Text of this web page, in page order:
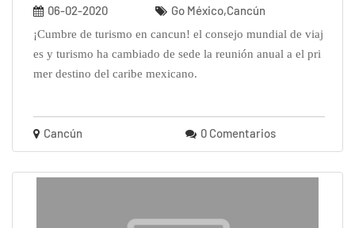
06-02-2020 Go México,Cancún
¡cumbre de turismo en cancun! el consejo mundial de viaj
es y turismo ha cambiado de sede la reunión anual a el pri
mer destino del caribe mexicano.
Cancún 0 Comentarios